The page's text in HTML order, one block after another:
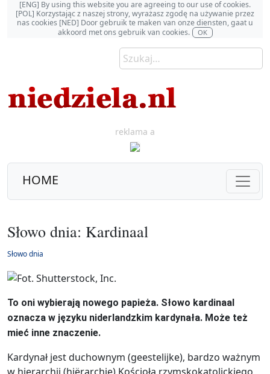
[ENG] By using this website you are agreeing to our use of cookies.
[POL] Korzystając z naszej strony, wyrażasz zgodę na używanie przez
nas cookies [NED] Door gebruik te maken van onze diensten, gaat u
akkoord met ons gebruik van cookies.
OK
reklama a
HOME
Słowo dnia: Kardinaal
Słowo dnia
To oni wybierają nowego papieża. Słowo kardinaal
oznacza w języku niderlandzkim kardynała. Może też
mieć inne znaczenie.
Kardynał jest duchownym (geestelijke), bardzo ważnym